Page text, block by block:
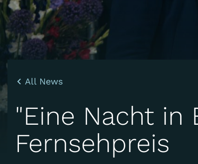
All News
"Eine Nacht in
Fernsehpreis